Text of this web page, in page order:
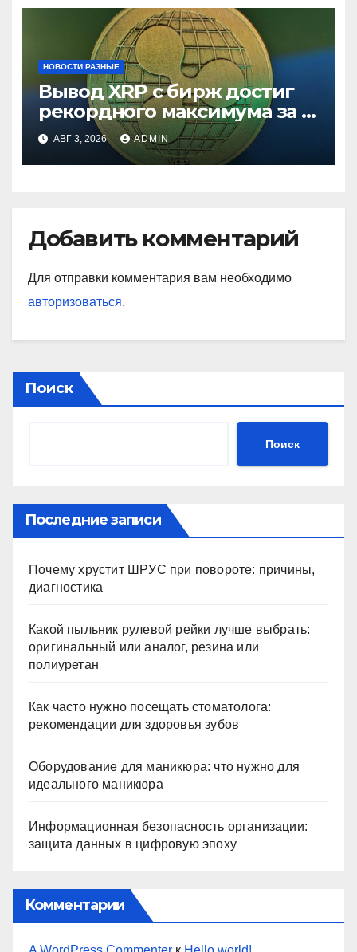
НОВОСТИ РАЗНЫЕ
Вывод XRP с бирж достиг
рекордного максимума за 5
летАВГ 3, 2026 ADMIN
Добавить комментарий
Для отправки комментария вам необходимо
авторизоваться.
Поиск
Поиск
Последние записи
Почему хрустит ШРУС при повороте: причины,
диагностика
Какой пыльник рулевой рейки лучше выбрать:
оригинальный или аналог, резина или
полиуретан
Как часто нужно посещать стоматолога:
рекомендации для здоровья зубов
Оборудование для маникюра: что нужно для
идеального маникюра
Информационная безопасность организации:
защита данных в цифровую эпоху
Комментарии